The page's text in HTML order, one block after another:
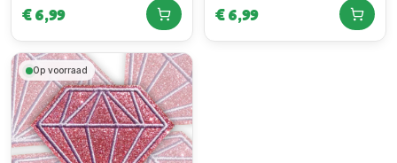
€6,99 €6,99
Op voorraad